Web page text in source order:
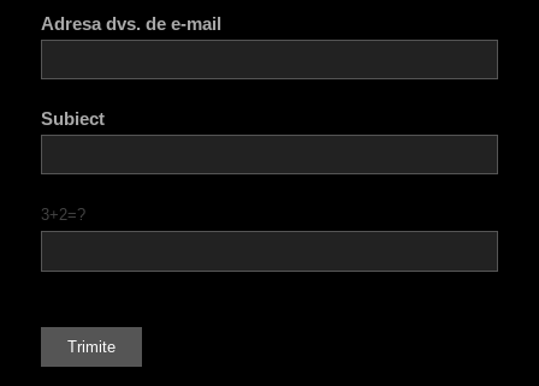
Adresa dvs. de e-mail
Subiect
3+2=?